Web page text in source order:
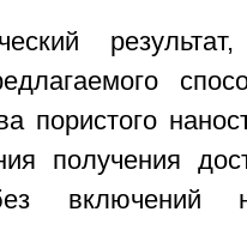
пористого
получения
включений